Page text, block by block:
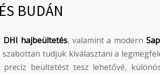
BUDÁN
DHI hajbeültetés, valamint a modern
tudjuk kiválasztani a
beültetést tesz lehetővé,